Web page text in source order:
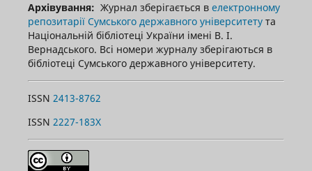
Архівування: Журнал зберігається в електронному
репозитарії Сумського державного університетута
Національній бібліотеці України імені В. І.
Вернадського. Всі номери журналу зберігаються в
бібліотеці Сумського державного університету.
ISSN 2413-8762
ISSN 2227-183X